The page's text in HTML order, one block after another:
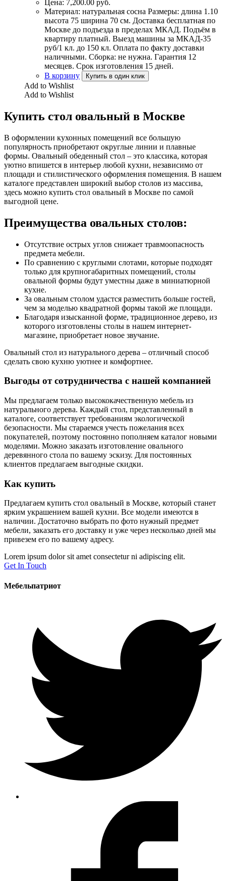
Цена: 7,200.00 руб.
Материал: натуральная сосна Размеры: длина 1.10
высота 75 ширина 70 см. Доставка бесплатная по
Москве до подъезда в пределах МКАД. Подъём в
квартиру платный. Выезд машины за МКАД-35
руб/1 кл. до 150 кл. Оплата по факту доставки
наличными. Сборка: не нужна. Гарантия 12
месяцев. Срок изготовления 15 дней.
В корзину
Купить в один клик
Add to Wishlist
Add to Wishlist
Купить стол овальный в Москве
В оформлении кухонных помещений все большую
популярность приобретают округлые линии и плавные
формы. Овальный обеденный стол – это классика, которая
уютно впишется в интерьер любой кухни, независимо от
площади и стилистического оформления помещения. В нашем
каталоге представлен широкий выбор столов из массива,
здесь можно купить стол овальный в Москве по самой
выгодной цене.
Преимущества овальных столов:
Отсутствие острых углов снижает травмоопасность
предмета мебели.
По сравнению с круглыми слотами, которые подходят
только для крупногабаритных помещений, столы
овальной формы будут уместны даже в миниатюрной
кухне.
За овальным столом удастся разместить больше гостей,
чем за моделью квадратной формы такой же площади.
Благодаря изысканной форме, традиционное дерево, из
которого изготовлены столы в нашем интернет-
магазине, приобретает новое звучание.
Овальный стол из натурального дерева – отличный способ
сделать свою кухню уютнее и комфортнее.
Выгоды от сотрудничества с нашей компанией
Мы предлагаем только высококачественную мебель из
натурального дерева. Каждый стол, представленный в
каталоге, соответствует требованиям экологической
безопасности. Мы стараемся учесть пожелания всех
покупателей, поэтому постоянно пополняем каталог новыми
моделями. Можно заказать изготовление овального
деревянного стола по вашему эскизу. Для постоянных
клиентов предлагаем выгодные скидки.
Как купить
Предлагаем купить стол овальный в Москве, который станет
ярким украшением вашей кухни. Все модели имеются в
наличии. Достаточно выбрать по фото нужный предмет
мебели, заказать его доставку и уже через несколько дней мы
привезем его по вашему адресу.
Lorem ipsum dolor sit amet consectetur ni adipiscing elit.
Get In Touch
Мебельпатриот